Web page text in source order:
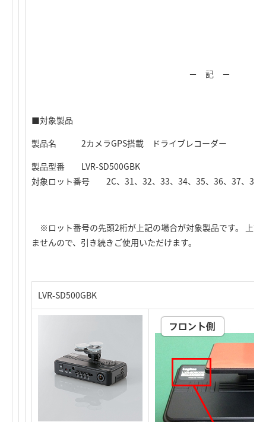
－ 記 －
■対象製品
製品名 2カメラGPS搭載 ドライブレコーダー
製品型番 LVR-SD500GBK
対象ロット番号 2C、31、32、33、34、35、36、37、38
※ロット番号の先頭2桁が上記の場合が対象製品です。 上記
ませんので、引き続きご使用いただけます。
LVR-SD500GBK